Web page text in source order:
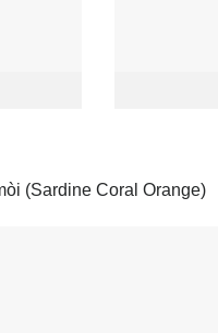
(Sardine Coral Orange)